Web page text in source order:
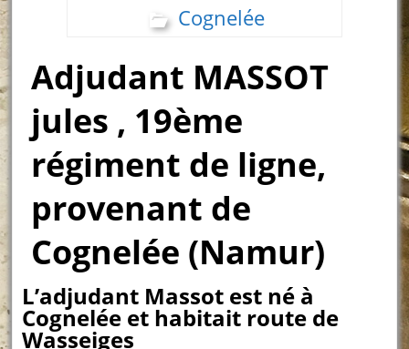
Cognelée
Adjudant MASSOT
jules , 19ème
régiment de ligne,
provenant de
Cognelée (Namur)
L’adjudant Massot est né à
Cognelée et habitait route de
Wasseiges